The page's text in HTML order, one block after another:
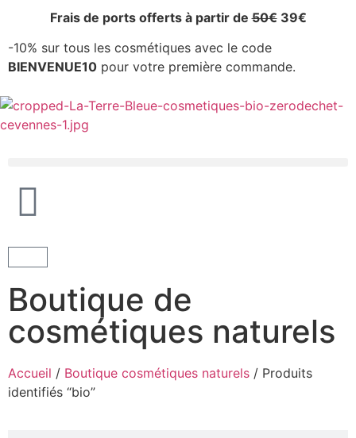
Frais de ports offerts à partir de50€39€
-10% sur tous les cosmétiques avec le code
BIENVENUE10 pour votre première commande.
Boutique de
cosmétiques naturels
Accueil / Boutique cosmétiques naturels / Produits
identifiés “bio”